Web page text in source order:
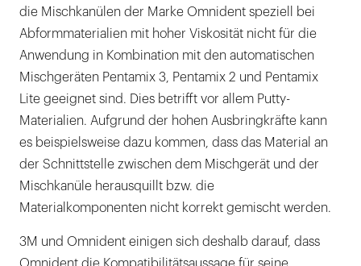
die Mischkanülen der Marke Omnident speziell bei
Abformmaterialien mit hoher Viskosität nicht für die
Anwendung in Kombination mit den automatischen
Mischgeräten Pentamix 3, Pentamix 2 und Pentamix
Lite geeignet sind. Dies betrifft vor allem Putty-
Materialien. Aufgrund der hohen Ausbringkräfte kann
es beispielsweise dazu kommen, dass das Material an
der Schnittstelle zwischen dem Mischgerät und der
Mischkanüle herausquillt bzw. die
Materialkomponenten nicht korrekt gemischt werden.
3M und Omnident einigen sich deshalb darauf, dass